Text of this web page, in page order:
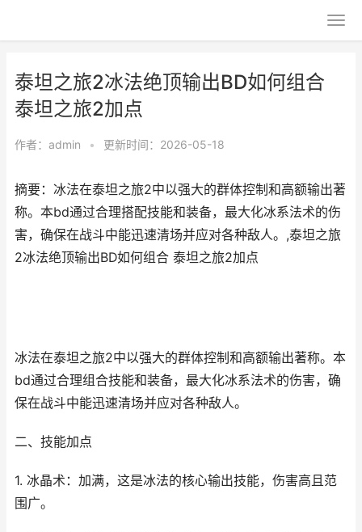
泰坦之旅2冰法绝顶输出BD如何组合
泰坦之旅2加点
作者： admin • 更新时间：2026-05-18
摘要：冰法在泰坦之旅2中以强大的群体控制和高额输出著
称。本bd通过合理搭配技能和装备，最大化冰系法术的伤
害，确保在战斗中能迅速清场并应对各种敌人。,泰坦之旅
2冰法绝顶输出BD如何组合 泰坦之旅2加点
冰法在泰坦之旅2中以强大的群体控制和高额输出著称。本
bd通过合理组合技能和装备，最大化冰系法术的伤害，确
保在战斗中能迅速清场并应对各种敌人。
二、技能加点
1. 冰晶术：加满，这是冰法的核心输出技能，伤害高且范
围广。